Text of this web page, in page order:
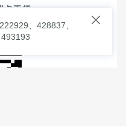
卡干货

、428837、